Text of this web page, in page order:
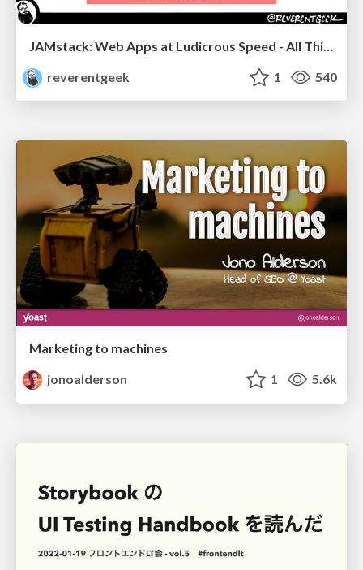
JAMstack: Web Apps at Ludicrous Speed - All Things Open 2022
reverentgeek
1 540
Marketing to machines
jonoalderson
1 5.6k